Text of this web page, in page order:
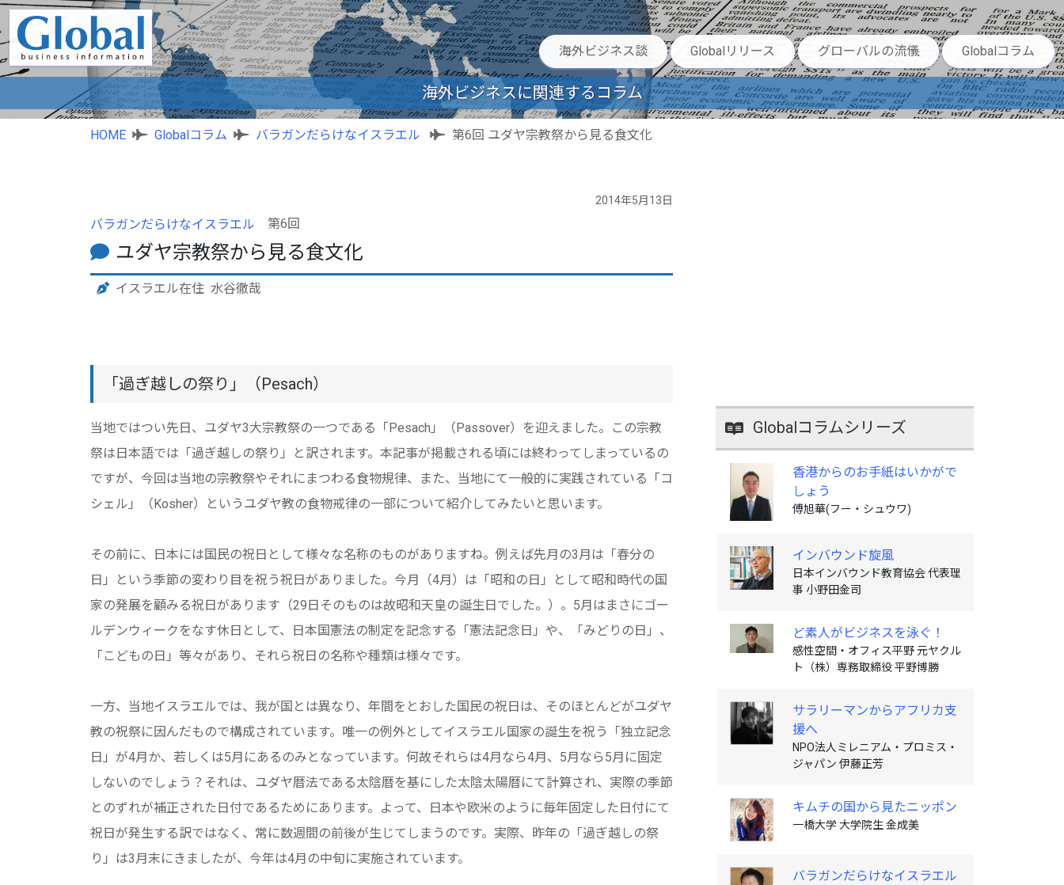
海外ビジネス談 Globalリリース グローバルの流儀 Globalコラム
海外ビジネスに関連するコラム
HOME Globalコラム バラガンだらけなイスラエル 第6回 ユダヤ宗教祭から見る食文化
2014年5月13日
バラガンだらけなイスラエル 第6回
ユダヤ宗教祭から見る食文化
イスラエル在住 水谷徹哉
「過ぎ越しの祭り」（Pesach）
当地ではつい先日、ユダヤ3大宗教祭の一つである「Pesach」（Passover）を迎えました。この宗教
祭は日本語では「過ぎ越しの祭り」と訳されます。本記事が掲載される頃には終わってしまっているの
ですが、今回は当地の宗教祭やそれにまつわる食物規律、また、当地にて一般的に実践されている「コ
シェル」（Kosher）というユダヤ教の食物戒律の一部について紹介してみたいと思います。
その前に、日本には国民の祝日として様々な名称のものがありますね。例えば先月の3月は「春分の
日」という季節の変わり目を祝う祝日がありました。今月（4月）は「昭和の日」として昭和時代の国
家の発展を顧みる祝日があります（29日そのものは故昭和天皇の誕生日でした。）。5月はまさにゴー
ルデンウィークをなす休日として、日本国憲法の制定を記念する「憲法記念日」や、「みどりの日」、
「こどもの日」等々があり、それら祝日の名称や種類は様々です。
一方、当地イスラエルでは、我が国とは異なり、年間をとおした国民の祝日は、そのほとんどがユダヤ
教の祝祭に因んだもので構成されています。唯一の例外としてイスラエル国家の誕生を祝う「独立記念
日」が4月か、若しくは5月にあるのみとなっています。何故それらは4月なら4月、5月なら5月に固定
しないのでしょう？それは、ユダヤ暦法である太陰暦を基にした太陰太陽暦にて計算され、実際の季節
とのずれが補正された日付であるためにあります。よって、日本や欧米のように毎年固定した日付にて
祝日が発生する訳ではなく、常に数週間の前後が生じてしまうのです。実際、昨年の「過ぎ越しの祭
り」は3月末にきましたが、今年は4月の中旬に実施されています。
Globalコラムシリーズ
香港からのお手紙はいかがで
しょう
傅旭華(フー・シュウワ)
インバウンド旋風
日本インバウンド教育協会 代表理
事 小野田金司
ど素人がビジネスを泳ぐ！
感性空間・オフィス平野 元ヤクル
ト（株）専務取締役 平野博勝
サラリーマンからアフリカ支
援へ
NPO法人ミレニアム・プロミス・
ジャパン 伊藤正芳
キムチの国から見たニッポン
一橋大学 大学院生 金成美
バラガンだらけなイスラエル